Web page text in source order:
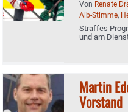
Von Renate
Aib-Stimme,
Straffes
und am
Martin
Vorstand